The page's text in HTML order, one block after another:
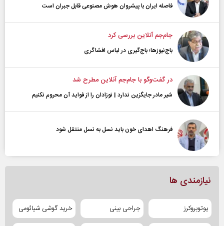
فاصله ایران با پیشرو‌ان هوش مصنوعی قابل جبران است
جام‌جم آنلاین بررسی کرد
باج‌نیوزها؛ باج‌گیری در لباس افشاگری
در گفت‌و‌گو با جام‌جم آنلاین مطرح شد
شیر مادر جایگزین ندارد | نوزادان را از فواید آن محروم نکنیم
فرهنگ اهدای خون باید نسل به نسل منتقل شود
نیازمندی ها
یوتوبروکرز جراحی بینی خرید گوشی شیائومی